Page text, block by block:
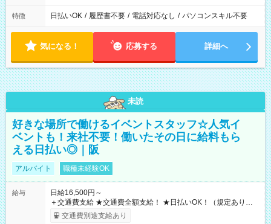
特徴 日払いOK / 履歴書不要 / 電話対応なし / パソコンスキル不要
気になる！ 応募する 詳細へ
未読
好きな場所で働けるイベントスタッフ☆人気イ
ベントも！来社不要！働いたその日に給料もら
える日払い◎｜阪
アルバイト 職種未経験OK
給与
日給16,500円～
＋交通費支給 ★交通費全額支給！ ★日払いOK！（規定あり） ┗
働いたその日に現金GET♪ お仕事後はコンビニATMから 日払
交通費別途支給あり